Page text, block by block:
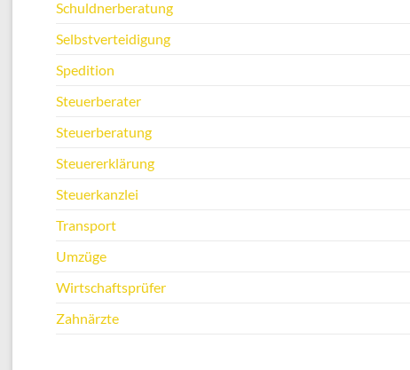
Schuldnerberatung
Selbstverteidigung
Spedition
Steuerberater
Steuerberatung
Steuererklärung
Steuerkanzlei
Transport
Umzüge
Wirtschaftsprüfer
Zahnärzte